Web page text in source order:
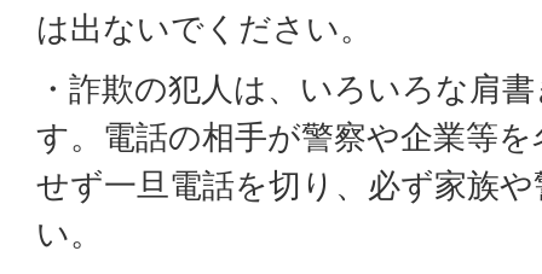
は出ないでください。
・詐欺の犯人は、いろいろな肩
す。電話の相手が警察や企業等
せず一旦電話を切り、必ず家族
い。